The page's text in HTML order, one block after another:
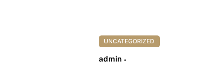
UNCATEGORIZED
admin